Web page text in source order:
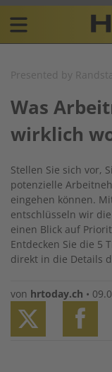
Skip
content
Plattform
für
Resources
navigation
Presented by
Was
wirklich
Stellen Sie sich vor,
potenzielle
eingehen können.
entschlüsseln wir
einen Blick auf
Entdecken Sie die 5
direkt in die Details
von hrtoday.ch •